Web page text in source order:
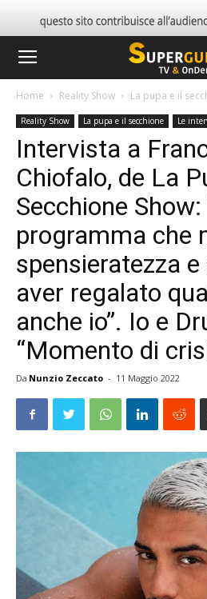
Home Reality Show La pupa e il
Reality Show La pupa e il secchione Le
Intervista a
Chiofalo, de La
Secchione Show:
programma che
spensieratezza e
aver regalato
anche io”. Io e
“Momento di
Da Nunzio Zeccato - 11 Maggio 2022